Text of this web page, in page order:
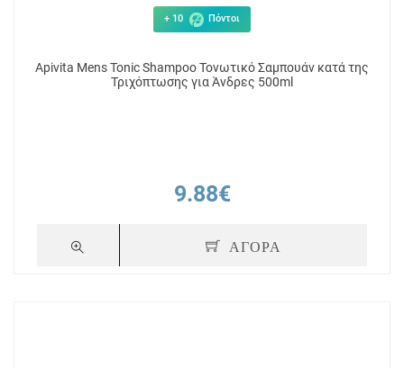
+ 10 Πόντοι
Apivita Mens Tonic Shampoo Τονωτικό Σαμπουάν κατά της
Τριχόπτωσης για Άνδρες 500ml
9.88€
ΑΓΟΡΑ